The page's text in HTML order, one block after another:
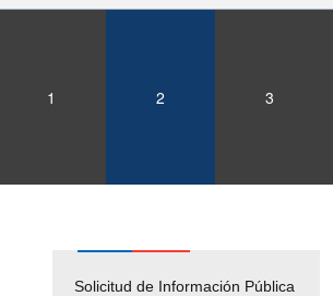
1 2 3
Solicitud de Información Pública
Pago Proveedores
Empleos